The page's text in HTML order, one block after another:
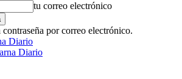
tu correo electrónico
contraseña por correo electrónico.
Diario